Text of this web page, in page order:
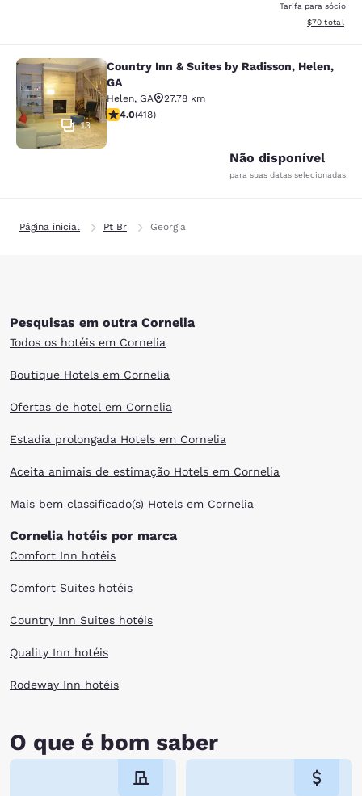
Tarifa para sócio
Exibir
$70 total
Country Inn & Suites by Radisson,
13
Country Inn & Suites by Radisson, Helen,
GA
Helen, GA
27.78 km
classificação 4.02 estrelas. Muito bom. 418 avaliações
4.0(418)
Não disponível
para suas datas selecionadas
Página inicial Pt Br Georgia
Pesquisas em outra Cornelia
Todos os hotéis em Cornelia
Boutique Hotels em Cornelia
Ofertas de hotel em Cornelia
Estadia prolongada Hotels em Cornelia
Aceita animais de estimação Hotels em Cornelia
Mais bem classificado(s) Hotels em Cornelia
Cornelia hotéis por marca
Comfort Inn hotéis
Comfort Suites hotéis
Country Inn Suites hotéis
Quality Inn hotéis
Rodeway Inn hotéis
O que é bom saber